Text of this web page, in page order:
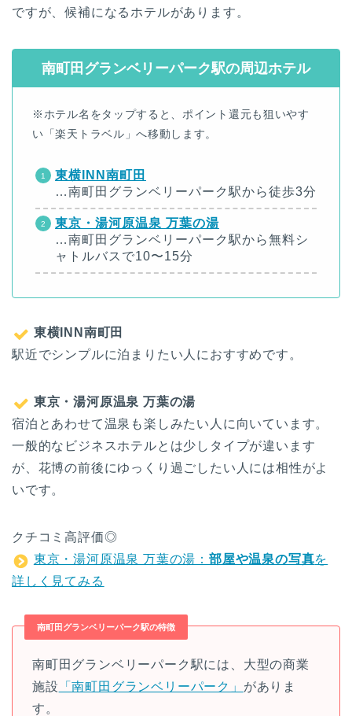
ですが、候補になるホテルがあります。
南町田グランベリーパーク駅の周辺ホテル
※ホテル名をタップすると、ポイント還元も狙いやす
い「楽天トラベル」へ移動します。
東横INN南町田
…南町田グランベリーパーク駅から徒歩3分
東京・湯河原温泉 万葉の湯
…南町田グランベリーパーク駅から無料シ
ャトルバスで10〜15分
東横INN南町田
駅近でシンプルに泊まりたい人におすすめです。
東京・湯河原温泉 万葉の湯
宿泊とあわせて温泉も楽しみたい人に向いています。
一般的なビジネスホテルとは少しタイプが違います
が、花博の前後にゆっくり過ごしたい人には相性がよ
いです。
クチコミ高評価◎
東京・湯河原温泉 万葉の湯：部屋や温泉の写真を
詳しく見てみる
南町田グランベリーパーク駅の特徴
南町田グランベリーパーク駅には、大型の商業
施設 「南町田グランベリーパーク」 がありま
す。